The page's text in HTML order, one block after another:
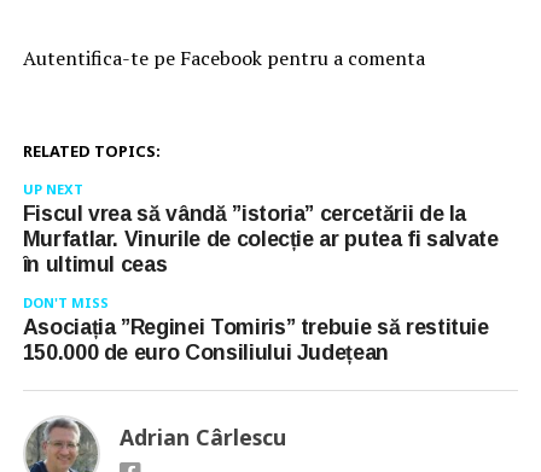
Autentifica-te pe Facebook pentru a comenta
RELATED TOPICS:
UP NEXT
Fiscul vrea să vândă ”istoria” cercetării de la
Murfatlar. Vinurile de colecție ar putea fi salvate
în ultimul ceas
DON'T MISS
Asociația ”Reginei Tomiris” trebuie să restituie
150.000 de euro Consiliului Județean
Adrian Cârlescu